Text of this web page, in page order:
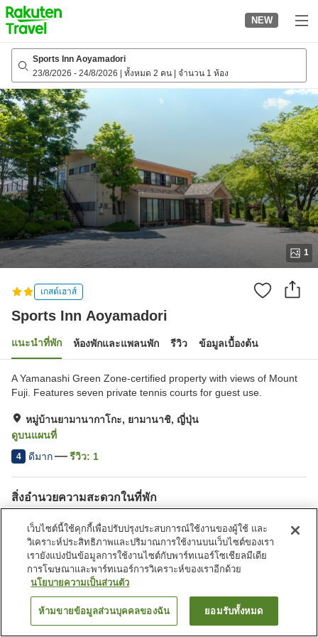
to
top
page
NEW
Sports Inn Aoyamadori
23/8/2026 - 24/8/2026 ทั้งหมด 2 คน จำนวน 1 ห้อง
1
เกสต์เฮาส์
Sports Inn Aoyamadori
แนะนำที่พัก ห้องพักและแพลนพัก รีวิว ข้อมูลเบื้องต้น
A Yamanashi Green Zone-certified property with views of Mount
Fuji. Features seven private tennis courts for guest use.
หมู่บ้านยามานากาโกะ, ยามานาชิ, ญี่ปุ่น
ดูบนแผนที่
4 ดีมาก รีวิว: 1
สิ่งอำนวยความสะดวกในที่พัก
หน้าแรก ญี่ปุ่น ยามานาชิ
หมู่บ้านยามานากาโกะ
Sports Inn Aoyamadori
ค้นหาห้องพัก
เว็บไซต์นี้ใช้คุกกี้เพื่อปรับปรุงประสบการณ์ใช้งานของผู้ใช้ และ
วิเคราะห์ประสิทธิภาพและปริมาณการใช้งานบนเว็บไซต์ของเรา
เรายังแบ่งปันข้อมูลการใช้งานไซต์กับพาร์ทเนอร์โซเชียลมีเดีย
การโฆษณาและพาร์ทเนอร์การวิเคราะห์ของเราอีกด้วย
นโยบายความเป็นส่วนตัว
ห้ามขายข้อมูลส่วนบุคคลของฉัน ยอมรับทั้งหมด